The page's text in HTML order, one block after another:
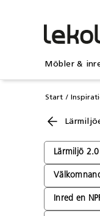
Möbler &
Start
Lärmiljö 2.0
Inred en